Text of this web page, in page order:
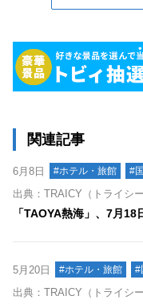
関連記事
6月8日 #ホテル・旅館 #
出典：TRAICY（トライシー
「TAOYA熱海」、7月
5月20日 #ホテル・旅館 #
出典：TRAICY（トライシー